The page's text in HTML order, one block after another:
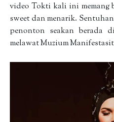
video Tokti kali ini memang
sweet dan menarik.
penonton seakan berada
melawat Muzium